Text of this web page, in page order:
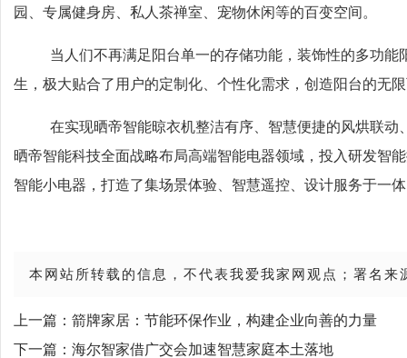
园、专属健身房、私人茶禅室、宠物休闲等的百变空间。
当人们不再满足阳台单一的存储功能，装饰性的多功能
生，极大贴合了用户的定制化、个性化需求，创造阳台的无
在实现晒帝智能晾衣机整洁有序、智慧便捷的风烘联动
晒帝智能科技全面战略布局高端智能电器领域，投入研发智
智能小电器，打造了集场景体验、智慧遥控、设计服务于一
本网站所转载的信息，不代表我爱我家网观点；署名来
上一篇： 箭牌家居：节能环保作业，构建企业向善的力量
下一篇： 海尔智家借广交会加速智慧家庭本土落地